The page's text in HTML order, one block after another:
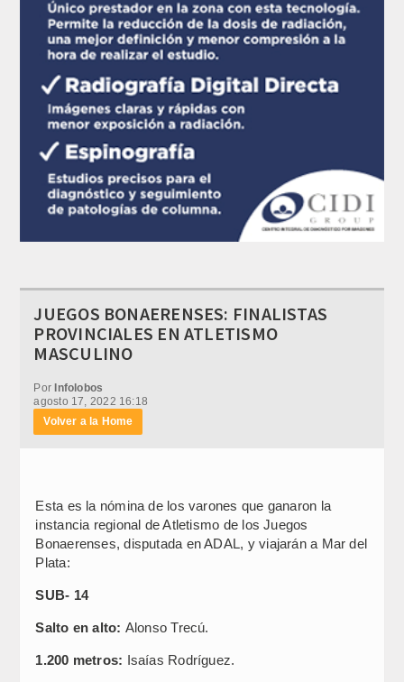
JUEGOS BONAERENSES: FINALISTAS
PROVINCIALES EN ATLETISMO
MASCULINO
PorInfolobos
agosto 17, 2022 16:18
Volver a la Home
Esta es la nómina de los varones que ganaron la
instancia regional de Atletismo de los Juegos
Bonaerenses, disputada en ADAL, y viajarán a Mar del
Plata:
SUB- 14
Salto en alto: Alonso Trecú.
1.200 metros: Isaías Rodríguez.